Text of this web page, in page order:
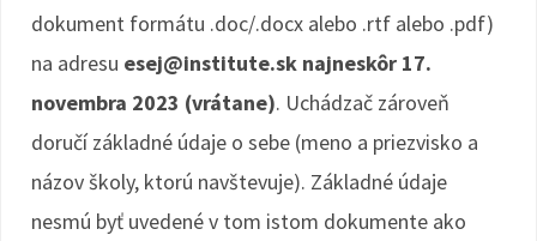
dokument formátu .doc/.docx alebo .rtf alebo .pdf)
na adresu esej@institute.sk najneskôr 17.
novembra 2023 (vrátane). Uchádzač zároveň
doručí základné údaje o sebe (meno a priezvisko a
názov školy, ktorú navštevuje). Základné údaje
nesmú byť uvedené v tom istom dokumente ako